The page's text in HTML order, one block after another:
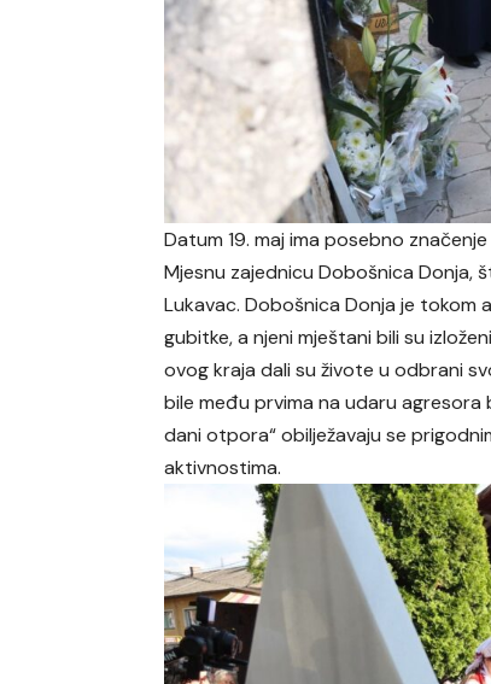
Datum 19. maj ima posebno
Mjesnu zajednicu Dobošnica Donja,
Lukavac. Dobošnica Donja je tokom
gubitke, a njeni mještani bili su
ovog kraja dali su živote u odbrani
bile među prvima na udaru agresora
dani otpora“ obilježavaju se
aktivnostima.